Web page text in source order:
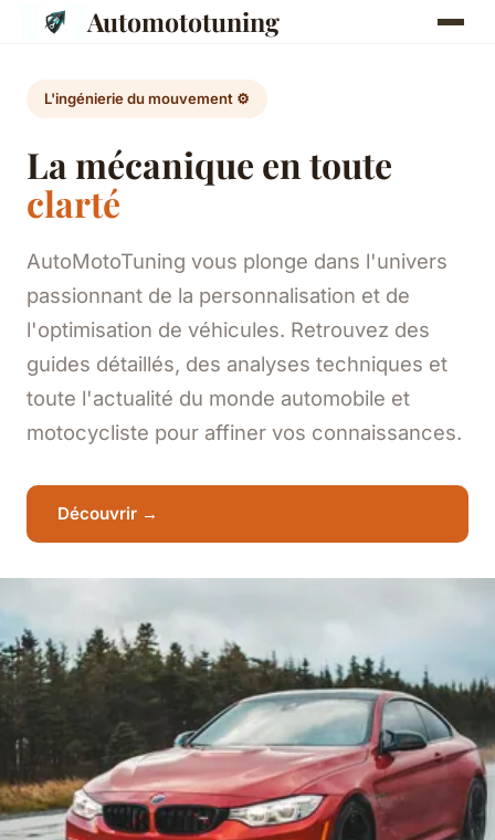
Automototuning
L'ingénierie du mouvement ⚙️
La mécanique en toute
clarté
AutoMotoTuning vous plonge dans l'univers
passionnant de la personnalisation et de
l'optimisation de véhicules. Retrouvez des
guides détaillés, des analyses techniques et
toute l'actualité du monde automobile et
motocycliste pour affiner vos connaissances.
Découvrir →